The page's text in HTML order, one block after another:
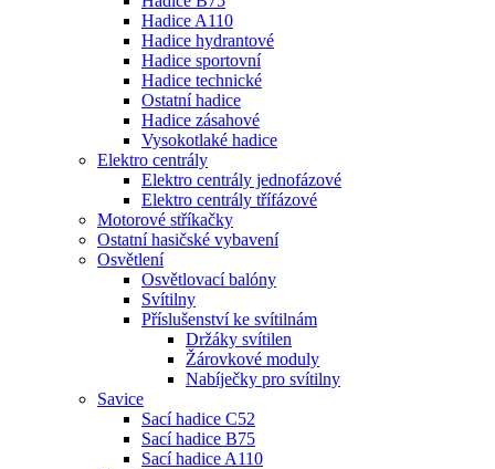
Hadice A110
Hadice hydrantové
Hadice sportovní
Hadice technické
Ostatní hadice
Hadice zásahové
Vysokotlaké hadice
Elektro centrály
Elektro centrály jednofázové
Elektro centrály třífázové
Motorové stříkačky
Ostatní hasičské vybavení
Osvětlení
Osvětlovací balóny
Svítilny
Příslušenství ke svítilnám
Držáky svítilen
Žárovkové moduly
Nabíječky pro svítilny
Savice
Sací hadice C52
Sací hadice B75
Sací hadice A110